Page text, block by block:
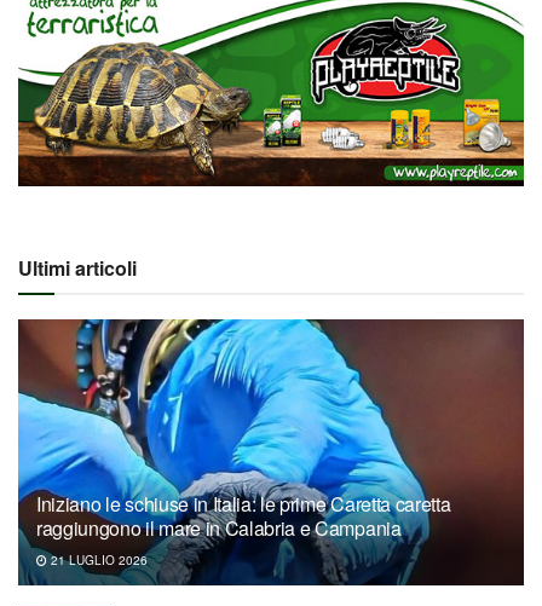
Ultimi articoli
Iniziano le schiuse in Italia: le prime Caretta caretta
raggiungono il mare in Calabria e Campania
21 LUGLIO 2026